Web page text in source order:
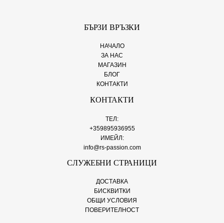
БЪРЗИ ВРЪЗКИ
НАЧАЛО
ЗА НАС
МАГАЗИН
БЛОГ
КОНТАКТИ
КОНТАКТИ
ТЕЛ:
+359895936955
ИМЕЙЛ:
info@rs-passion.com
СЛУЖЕБНИ СТРАНИЦИ
ДОСТАВКА
БИСКВИТКИ
ОБЩИ УСЛОВИЯ
ПОВЕРИТЕЛНОСТ